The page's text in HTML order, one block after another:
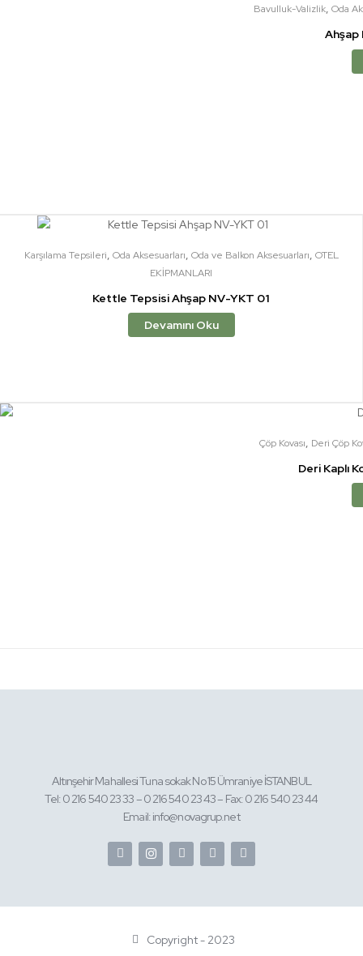
Bavulluk-Valizlik, Oda
Ahşap
Karşılama Tepsileri, Oda Aksesuarları, Oda ve Balkon Aksesuarları, OTEL
EKİPMANLARI
Kettle Tepsisi Ahşap NV-YKT 01
Devamını Oku
Çöp Kovası, Deri Çöp
Deri Kaplı
Altınşehir Mahallesi Tuna sokak No 15 Ümraniye İSTANBUL
Tel: 0 216 540 23 33 – 0 216 540 23 43 – Fax: 0 216 540 23 44
Email: info@novagrup.net
Copyright - 2023